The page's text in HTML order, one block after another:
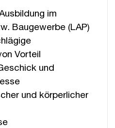
im
Baugewerbe (LAP)
Vorteil
und
und körperlicher